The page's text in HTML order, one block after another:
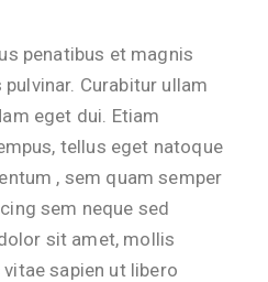
penatibus et magnis
Curabitur ullam
eget dui. Etiam
tellus eget natoque
, sem quam semper
sem neque sed
sit amet, mollis
sapien ut libero